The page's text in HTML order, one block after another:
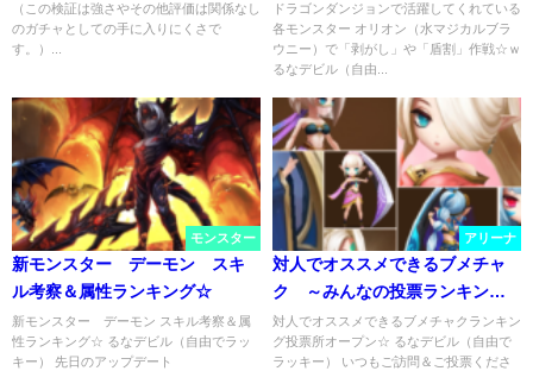
（この検証は強さやその他評価は関係なし
のガチャとしての手に入りにくさで
す。）...
ドラゴンダンジョンで活躍してくれている
各モンスター オリオン（水マジカルブラ
ウニー）で「剥がし」や「盾割」作戦☆ｗ
るなデビル（自由...
モンスター
新モンスター デーモン スキ
ル考察＆属性ランキング☆
新モンスター デーモン スキル考察＆属
性ランキング☆ るなデビル（自由でラッ
キー） 先日のアップデート
アリーナ
対人でオススメできるブメチャ
ク ～みんなの投票ランキング
～
対人でオススメできるブメチャクランキン
グ投票所オープン☆ るなデビル（自由で
ラッキー） いつもご訪問＆ご投票くださ